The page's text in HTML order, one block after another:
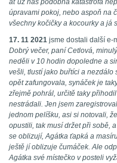
ať už nás podobná katastrofa
úpravami pokoj, nebo aspoň na
všechny kočičky a kocourky a já
17. 11 2021 jsme dostali další e-
Dobrý večer, paní Cetlová,
neděli v 10 hodin dopoledne a
vešli, tlustí jako buřtíci a nezdálo
opět zafungovala, synáček je
zřejmě pohrál, určitě taky
nestrádali. Jen jsem
jednom pelíšku, asi si notovali,
opustili, tak musí držet při sobě,
se oblizují, Agátka ťapká a
ještě jí oblizuje čumáček. Ale
Agátka své místečko v posteli